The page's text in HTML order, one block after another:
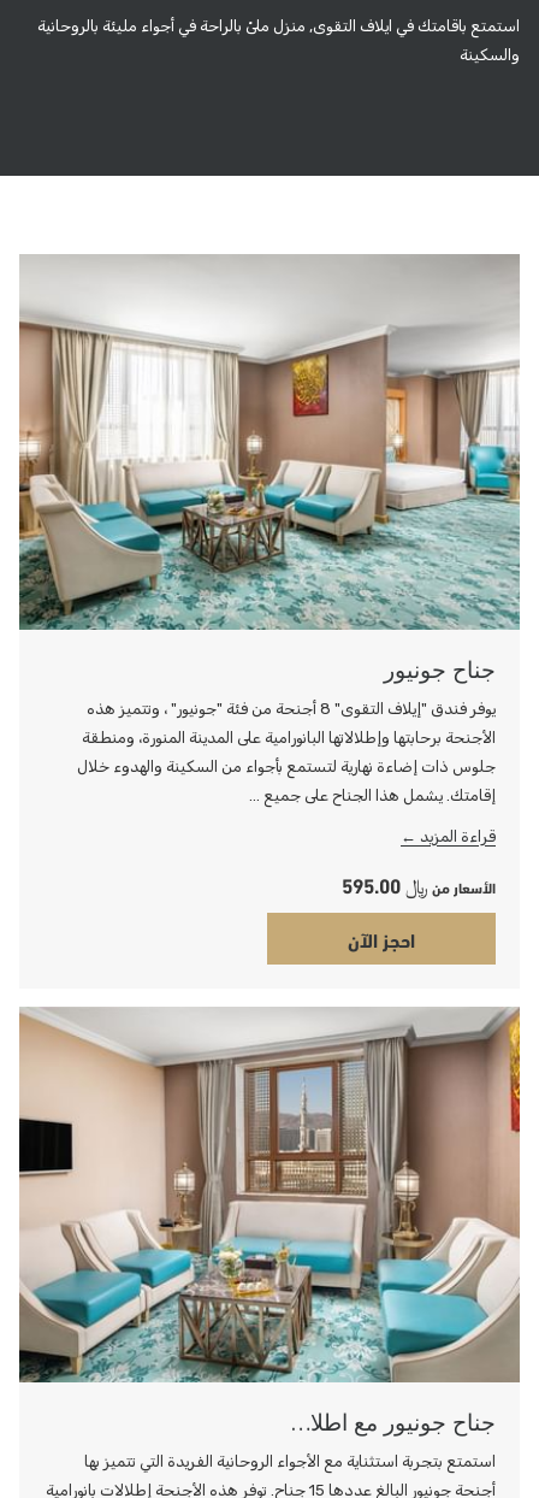
استمتع باقامتك في ايلاف التقوى, منزل ملىْ بالراحة في أجواء مليئة بالروحانية
والسكينة
جناح جونيور
يوفر فندق "إيلاف التقوى" 8 أجنحة من فئة "جونيور" ، وتتميز هذه
الأجنحة برحابتها وإطلالاتها البانورامية على المدينة المنورة، ومنطقة
جلوس ذات إضاءة نهارية لتستمع بأجواء من السكينة والهدوء خلال
إقامتك. يشمل هذا الجناح على جميع …
قراءة المزيد
الأسعار من﷼ 595.00
احجز الآن
جناح جونيور مع اطلا…
استمتع بتجربة استثناية مع الأجواء الروحانية الفريدة التي تتميز بها
أجنحة جونيور البالغ عددها 15 جناح. توفر هذه الأجنحة إطلالات بانورامية